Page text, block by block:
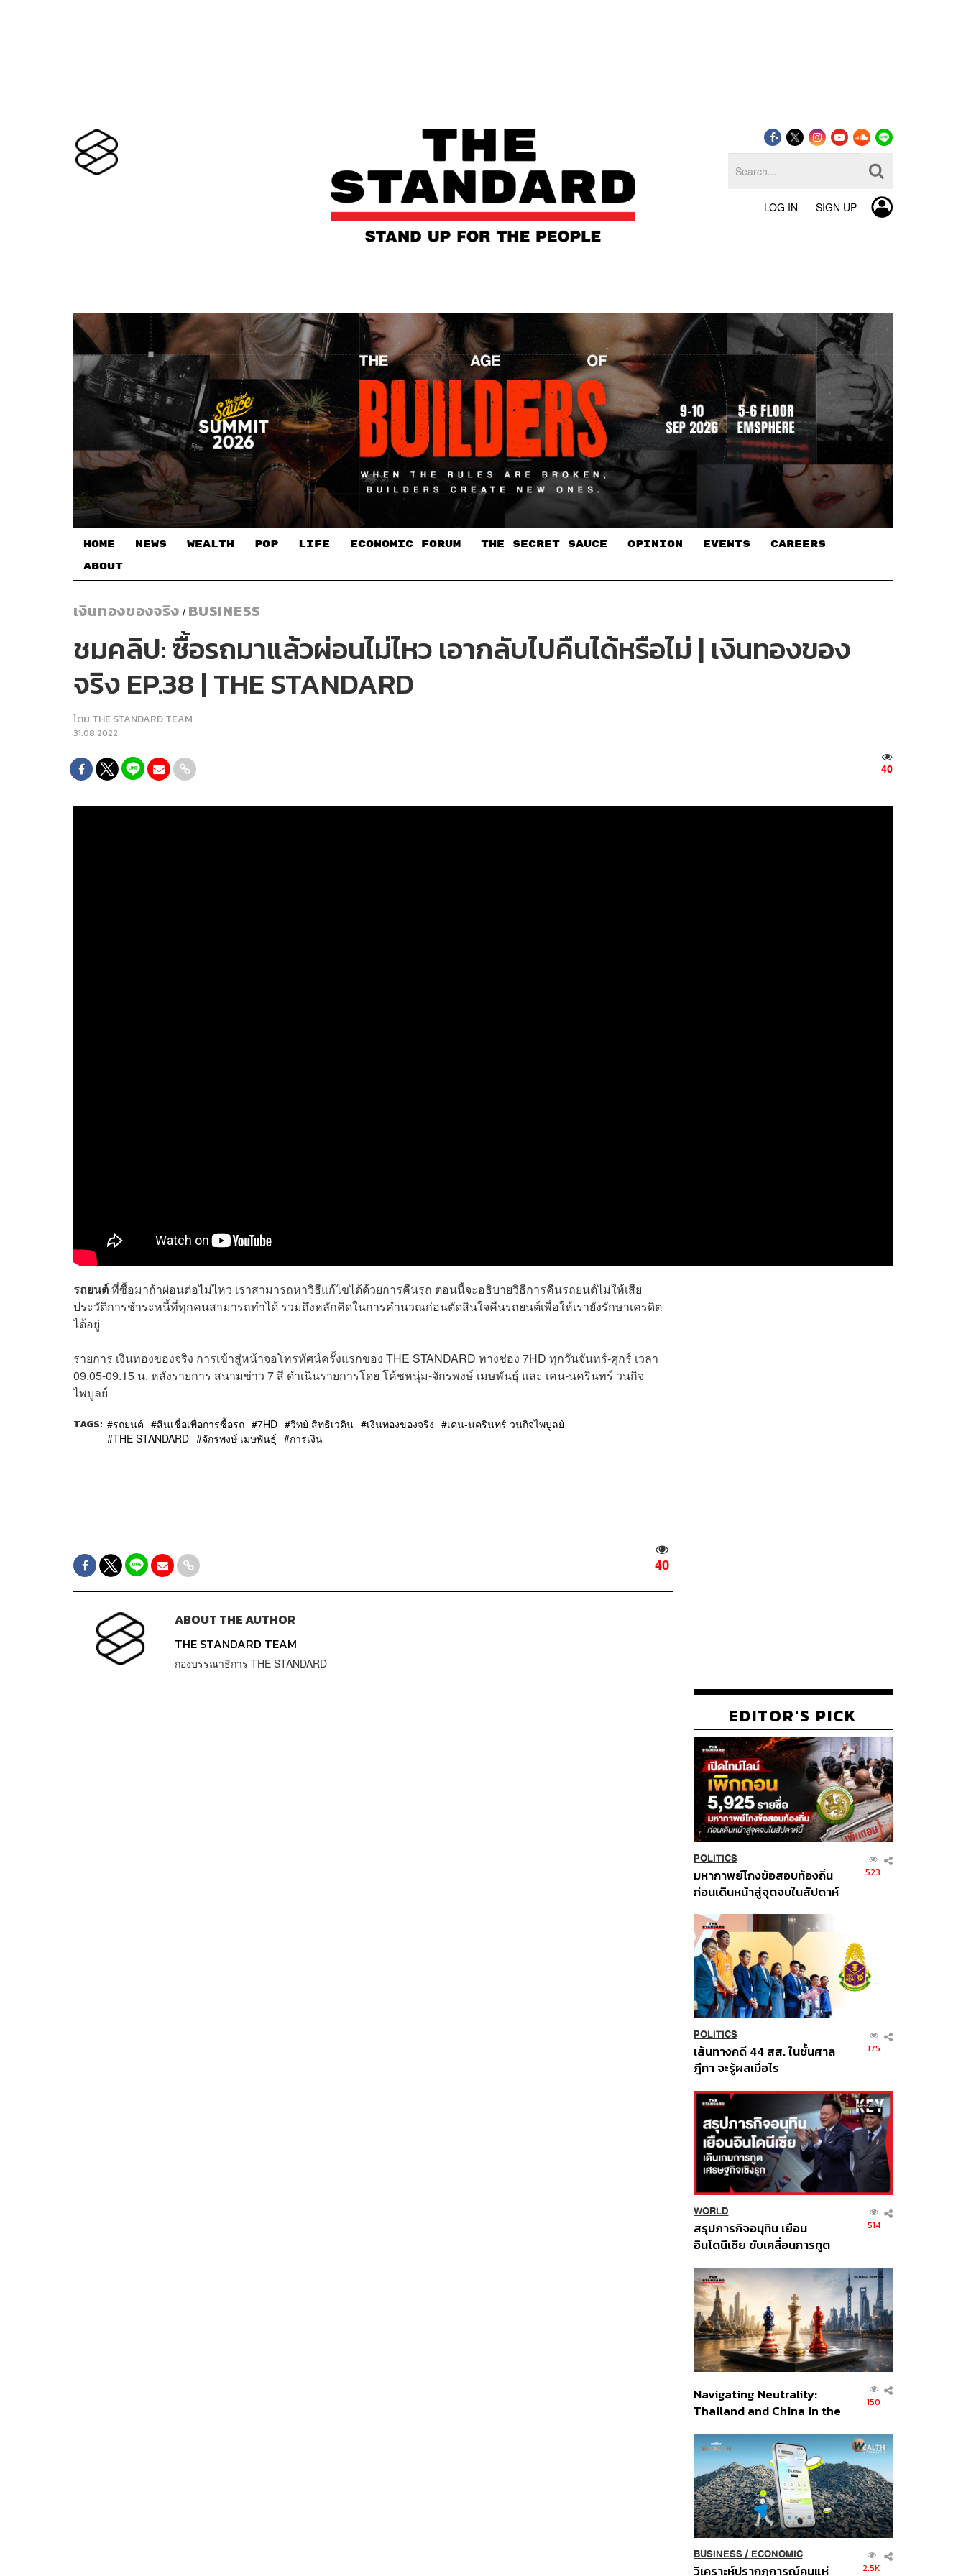
LOG IN SIGN UP
HOME NEWS WEALTH POP LIFE ECONOMIC FORUM THE SECRET SAUCE​ OPINION EVENTS CAREERS
ABOUT
เงินทองของจริง / BUSINESS
ชมคลิป: ซื้อรถมาแล้วผ่อนไม่ไหว เอากลับไปคืนได้หรือไม่ | เงินทองของ
จริง EP.38 | THE STANDARD
โดย THE STANDARD TEAM
31.08.2022
40
รถยนต์ที่ซื้อมาถ้าผ่อนต่อไม่ไหว เราสามารถหาวิธีแก้ไขได้ด้วยการคืนรถ ตอนนี้จะอธิบายวิธีการคืนรถยนต์ไม่ให้เสีย
ประวัติการชำระหนี้ที่ทุกคนสามารถทำได้ รวมถึงหลักคิดในการคำนวณก่อนตัดสินใจคืนรถยนต์เพื่อให้เรายังรักษาเครดิต
ได้อยู่
รายการ เงินทองของจริง การเข้าสู่หน้าจอโทรทัศน์ครั้งแรกของ THE STANDARD ทางช่อง 7HD ทุกวันจันทร์-ศุกร์ เวลา
09.05-09.15 น. หลังรายการ สนามข่าว 7 สี ดำเนินรายการโดย โค้ชหนุ่ม-จักรพงษ์ เมษพันธุ์ และ เคน-นครินทร์ วนกิจ
ไพบูลย์
TAGS: รถยนต์ สินเชื่อเพื่อการซื้อรถ 7HD วิทย์ สิทธิเวคิน เงินทองของจริง
เคน-นครินทร์ วนกิจไพบูลย์
THE STANDARD
จักรพงษ์ เมษพันธุ์ การเงิน
40
ABOUT THE AUTHOR
THE STANDARD TEAM
กองบรรณาธิการ THE STANDARD
EDITOR'S PICK
POLITICS
มหากาพย์โกงข้อสอบท้องถิ่น
ก่อนเดินหน้าสู่จุดจบในสัปดาห์
523
POLITICS
เส้นทางคดี 44 สส. ในชั้นศาล
ฎีกา จะรู้ผลเมื่อไร
175
WORLD
สรุปภารกิจอนุทิน เยือน
อินโดนีเซีย ขับเคลื่อนการทูต
ส่วนยุทธศาสตร์ไทย –
อินโดนีเซีย
514
Navigating Neutrality:
Thailand and China in the
Order
150
BUSINESS/ ECONOMIC
วิเคราะห์ปรากฏการณ์คนแห่ 2.5K